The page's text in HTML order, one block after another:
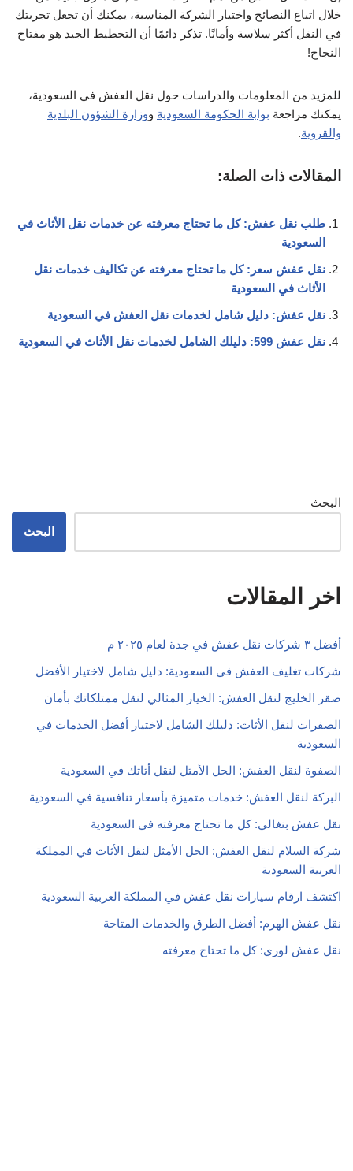
للمزيد من المعلومات والدراسات حول نقل العفش في السعودية،
يمكنك مراجعةبوابة الحكومة السعوديةووزارة الشؤون البلدية
والقروية
المقالات ذات الصلة:
طلب نقل عفش: كل ما تحتاج معرفته عن خدمات نقل الأثاث في
نقل عفش: دليل شامل لخدمات نقل العفش في السعودية
نقل عفش 599: دليلك الشامل لخدمات نقل الأثاث في السعودية
اخر المقالات
شركات تغليف العفش في السعودية: دليل شامل لاختيار الأفضل
الصفرات لنقل الأثاث: دليلك الشامل لاختيار أفضل الخدمات في
السعودية
الصفوة لنقل العفش: الحل الأمثل لنقل أثاثك في السعودية
البركة لنقل العفش: خدمات متميزة بأسعار تنافسية في السعودية
نقل عفش بنغالي: كل ما تحتاج معرفته في السعودية
شركة السلام لنقل العفش: الحل الأمثل لنقل الأثاث في المملكة
العربية السعودية
اكتشف ارقام سيارات نقل عفش في المملكة العربية السعودية
نقل عفش الهرم: أفضل الطرق والخدمات المتاحة
نقل عفش لوري: كل ما تحتاج معرفته